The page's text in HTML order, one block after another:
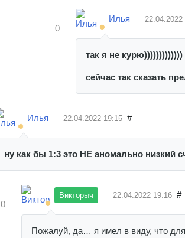
0
Илья 22.04.2022
так я не курю)))))))))))))
сейчас так сказать
Илья 22.04.2022 19:15 #
ну как бы 1:3 это НЕ аномально
0
Викторыч 22.04.2022 19:16 #
Пожалуй, да… я имел в виду, что